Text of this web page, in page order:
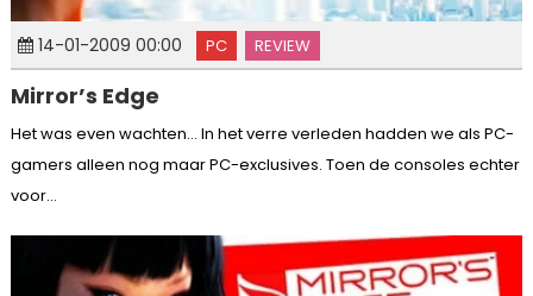
14-01-2009 00:00 PC REVIEW
Mirror’s Edge
Het was even wachten… In het verre verleden hadden we als PC-
gamers alleen nog maar PC-exclusives. Toen de consoles echter
voor...